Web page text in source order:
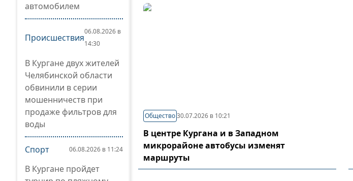
автомобилем
Происшествия
06.08.2026 в
14:30
В Кургане двух жителей
Челябинской области
обвинили в серии
мошенничеств при
продаже фильтров для
воды
Спорт 06.08.2026 в 11:24
В Кургане пройдет
Общество30.07.2026 в 10:21
В центре Кургана и в Западном
микрорайоне автобусы изменят
маршруты